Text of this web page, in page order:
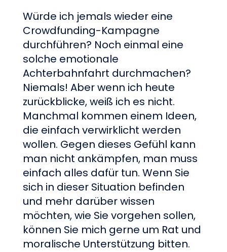
Würde ich jemals wieder eine
Crowdfunding-Kampagne
durchführen? Noch einmal eine
solche emotionale
Achterbahnfahrt durchmachen?
Niemals! Aber wenn ich heute
zurückblicke, weiß ich es nicht.
Manchmal kommen einem Ideen,
die einfach verwirklicht werden
wollen. Gegen dieses Gefühl kann
man nicht ankämpfen, man muss
einfach alles dafür tun. Wenn Sie
sich in dieser Situation befinden
und mehr darüber wissen
möchten, wie Sie vorgehen sollen,
können Sie mich gerne um Rat und
moralische Unterstützung bitten.